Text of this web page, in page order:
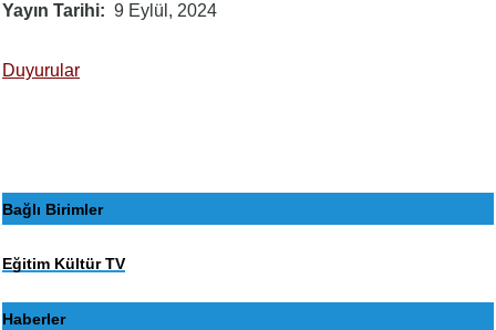
Yayın Tarihi 9 Eylül, 2024
Duyurular
Bağlı Birimler
Eğitim Kültür TV
Haberler